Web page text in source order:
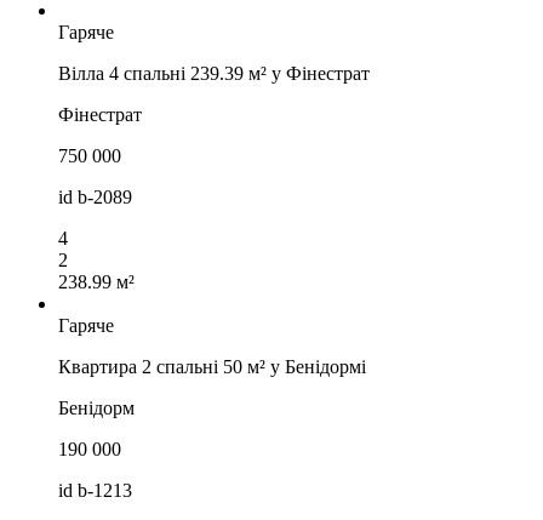
Гаряче
Вілла 4 спальні 239.39 м² у Фінестрат
Фінестрат
750 000
id b-2089
4
2
238.99 м²
Гаряче
Квартира 2 спальні 50 м² у Бенідормі
Бенідорм
190 000
id b-1213